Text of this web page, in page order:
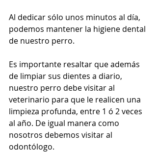
Al dedicar sólo unos minutos al día,
podemos mantener la higiene dental
de nuestro perro.
Es importante resaltar que además
de limpiar sus dientes a diario,
nuestro perro debe visitar al
veterinario para que le realicen una
limpieza profunda, entre 1 ó 2 veces
al año. De igual manera como
nosotros debemos visitar al
odontólogo.